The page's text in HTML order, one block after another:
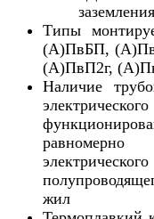
Типы
(А)ПвБП,
(А)ПвП2г,
Наличие
равномерно
жил